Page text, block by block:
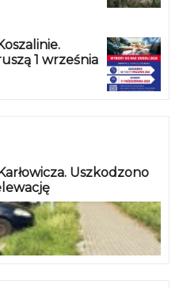
1 września
Uszkodzono